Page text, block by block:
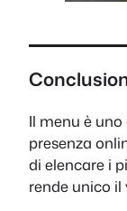
Il menu è
presenza
di elencare i
rende unico